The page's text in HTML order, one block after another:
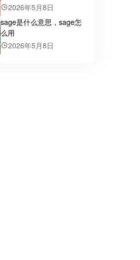
2026年5月8日
sage是什么意思，sage怎
么用
2026年5月8日